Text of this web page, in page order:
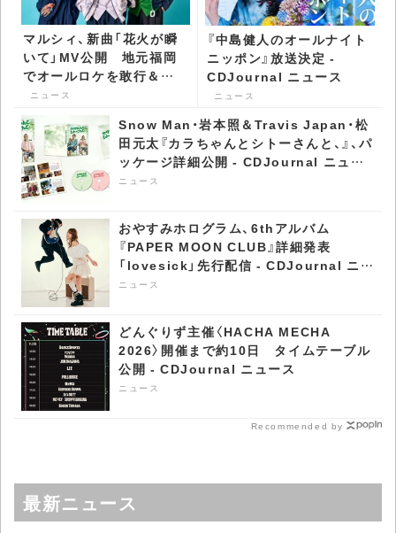
マルシィ、新曲「花火が瞬
いて」MV公開 地元福岡
でオールロケを敢行＆福
岡出身・古園井寧々が出演
- CDJournal ニュース
ニュース
『中島健人のオールナイト
ニッポン』放送決定 -
CDJournal ニュース
ニュース
Snow Man・岩本照＆Travis Japan・松
田元太『カラちゃんとシトーさんと、』、パ
ッケージ詳細公開 - CDJournal ニュー
ス
ニュース
おやすみホログラム、6thアルバム
『PAPER MOON CLUB』詳細発表
「lovesick」先行配信 - CDJournal ニュ
ース
ニュース
どんぐりず主催〈HACHA MECHA
2026〉開催まで約10日 タイムテーブル
公開 - CDJournal ニュース
ニュース
Recommended by
最新ニュース